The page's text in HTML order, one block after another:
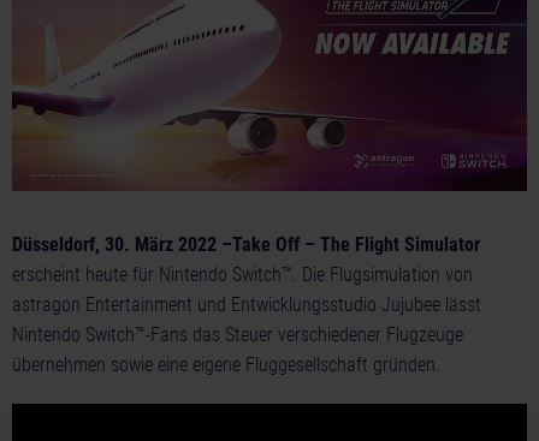
Düsseldorf, 30. März 2022 –Take Off – The Flight Simulator
erscheint heute für Nintendo Switch™. Die Flugsimulation von
astragon Entertainment und Entwicklungsstudio Jujubee lässt
Nintendo Switch™-Fans das Steuer verschiedener Flugzeuge
übernehmen sowie eine eigene Fluggesellschaft gründen.